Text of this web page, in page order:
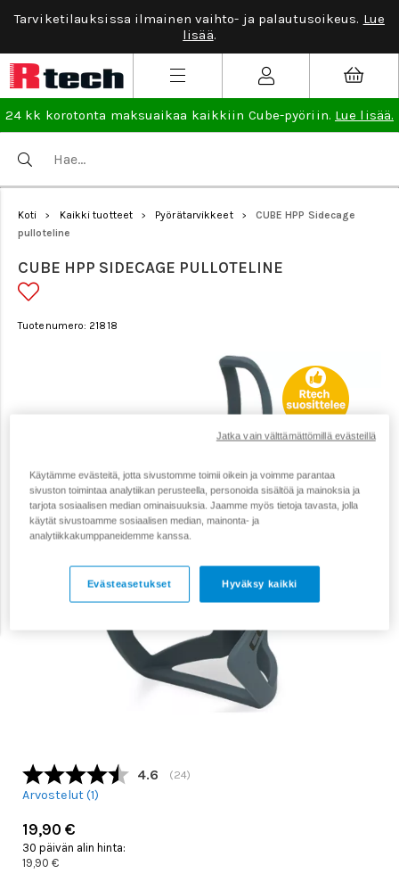
Tarviketilauksissa ilmainen vaihto- ja palautusoikeus. Lue
lisää.
24 kk korotonta maksuaikaa kaikkiin Cube-pyöriin. Lue lisää.
Koti > Kaikki tuotteet > Pyörätarvikkeet >
CUBE HPP Sidecage
pulloteline
CUBE HPP SIDECAGE PULLOTELINE
Tuotenumero: 21818
Keskimääräinen luokitus:
4.6 (äänet:
24)
Arvostelut (1)
19,90 €
30 päivän alin hinta:
19,90 €
Käytämme evästeitä, jotta sivustomme toimii oikein ja voimme parantaa
sivuston toimintaa analytiikan perusteella, personoida sisältöä ja mainoksia ja
tarjota sosiaalisen median ominaisuuksia. Jaamme myös tietoja tavasta, jolla
käytät sivustoamme sosiaalisen median, mainonta- ja
analytiikkakumppaneidemme kanssa.
Hyväksy kaikki
Evästeasetukset
Jatka vain välttämättömillä evästeillä